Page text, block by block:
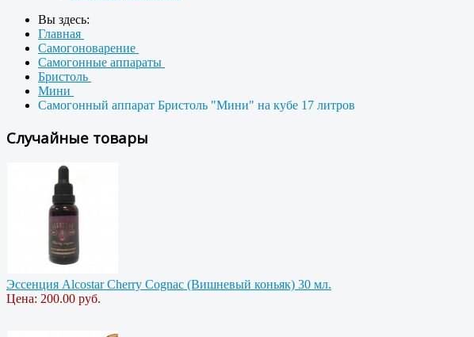
Вы здесь:
Главная
Самогоноварение
Самогонные аппараты
Бристоль
Мини
Самогонный аппарат Бристоль "Мини" на кубе 17 литров
Случайные товары
Эссенция Alcostar Cherry Cognac (Вишневый коньяк) 30 мл.
Цена: 200.00 руб.